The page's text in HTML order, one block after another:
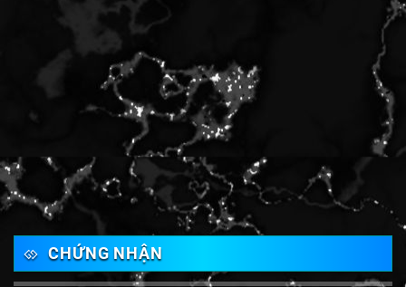
CHỨNG NHẬN